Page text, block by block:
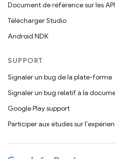
Document de référence sur les API
Télécharger Studio
Android NDK
SUPPORT
Signaler un bug de la plate-forme
Signaler un bug relatif à la
Google Play support
Participer aux études sur